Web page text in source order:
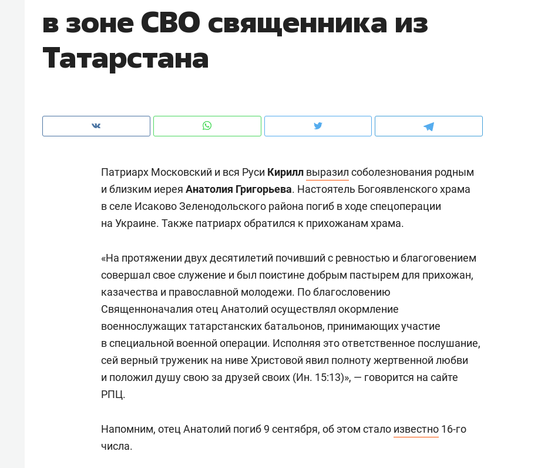
в зоне СВО священника из
Татарстана
Патриарх Московский и вся Руси Кирилл выразил соболезнования родным
и близким иерея Анатолия Григорьева. Настоятель Богоявленского храма
в селе Исаково Зеленодольского района погиб в ходе спецоперации
на Украине. Также патриарх обратился к прихожанам храма.
«На протяжении двух десятилетий почивший с ревностью и благоговением
совершал свое служение и был поистине добрым пастырем для прихожан,
казачества и православной молодежи. По благословению
Священноначалия отец Анатолий осуществлял окормление
военнослужащих татарстанских батальонов, принимающих участие
в специальной военной операции. Исполняя это ответственное послушание,
сей верный труженик на ниве Христовой явил полноту жертвенной любви
и положил душу свою за друзей своих (Ин. 15:13)», — говорится на сайте
РПЦ.
Напомним, отец Анатолий погиб 9 сентября, об этом стало известно 16-го
числа.
рынки, почему надо знать аксакалов и
чем интересен Оман?
клиентах и чудных запросах мастеров
Как ГК «МИР ГРУПП» и ВТБ
комфорта под Казанью
Рекомендуем
150 камер до квартиры и Face
безопасность в ЖК «Нова»
Рекомендуем
с ментальным и физическим
состоянием как основа
антихрупких команд